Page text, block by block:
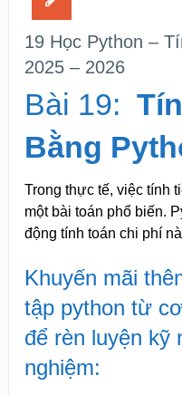
19 Học Python –
2025 – 2026
Bài 19:
Bằng
Trong thực tế, việc tính
một bài toán phổ biến.
động tính toán chi phí
Khuyến mãi
tập python từ
để rèn luyện kỹ
nghiệm: